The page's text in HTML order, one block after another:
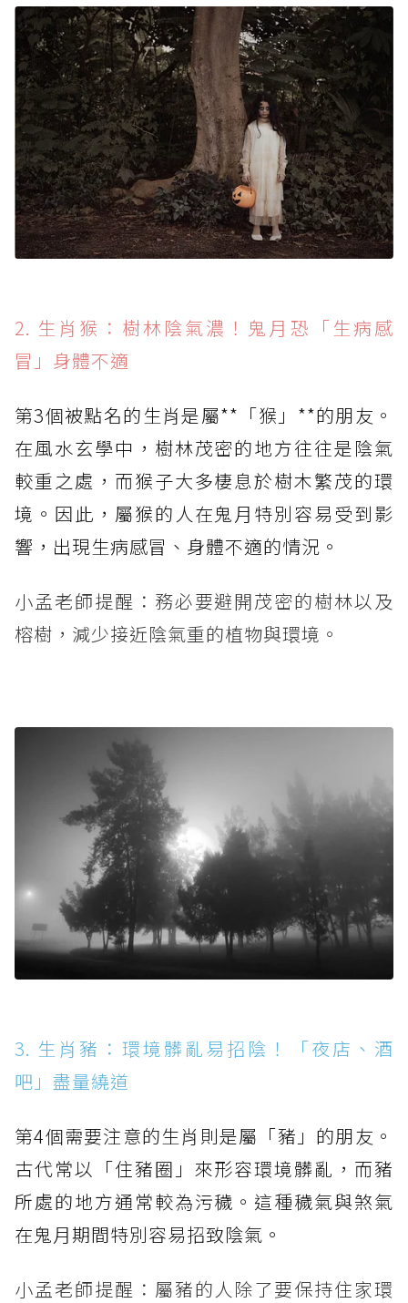
2. 生肖猴：樹林陰氣濃！鬼月恐「生病感
冒」身體不適
第3個被點名的生肖是屬**「猴」**的朋友。
在風水玄學中，樹林茂密的地方往往是陰氣
較重之處，而猴子大多棲息於樹木繁茂的環
境。因此，屬猴的人在鬼月特別容易受到影
響，出現生病感冒、身體不適的情況。
小孟老師提醒：務必要避開茂密的樹林以及
榕樹，減少接近陰氣重的植物與環境。
3. 生肖豬：環境髒亂易招陰！「夜店、酒
吧」盡量繞道
第4個需要注意的生肖則是屬「豬」的朋友。
古代常以「住豬圈」來形容環境髒亂，而豬
所處的地方通常較為污穢。這種穢氣與煞氣
在鬼月期間特別容易招致陰氣。
小孟老師提醒：屬豬的人除了要保持住家環